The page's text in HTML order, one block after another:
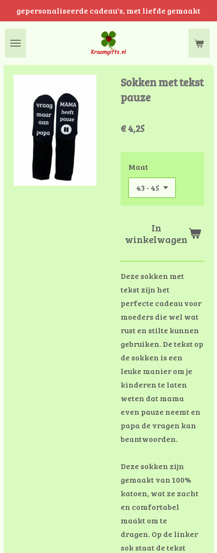
naar
hoofdinhoud
gepersonaliseerde cadeau's, met liefde gemaakt
Sokken met tekst
pauze
€ 4,25
Maat
In
winkelwagen
Deze sokken met
tekst zijn het
perfecte cadeau voor
moeders die wel wat
rust en stilte kunnen
gebruiken. De tekst op
de sokken is een
leuke manier om je
kinderen te laten
weten dat mama
even pauze neemt en
papa de vragen kan
beantwoorden.
Deze sokken zijn
gemaakt van 100%
katoen, wat ze zacht
en comfortabel
maakt om te
dragen. Op de linker
sok staat de tekst